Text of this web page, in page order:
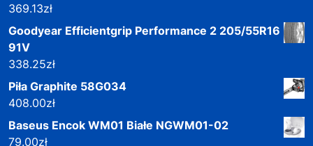
369.13zł
Goodyear Efficientgrip Performance 2 205/55R16
91V
338.25zł
Piła Graphite 58G034
408.00zł
Baseus Encok WM01 Białe NGWM01-02
79.00zł